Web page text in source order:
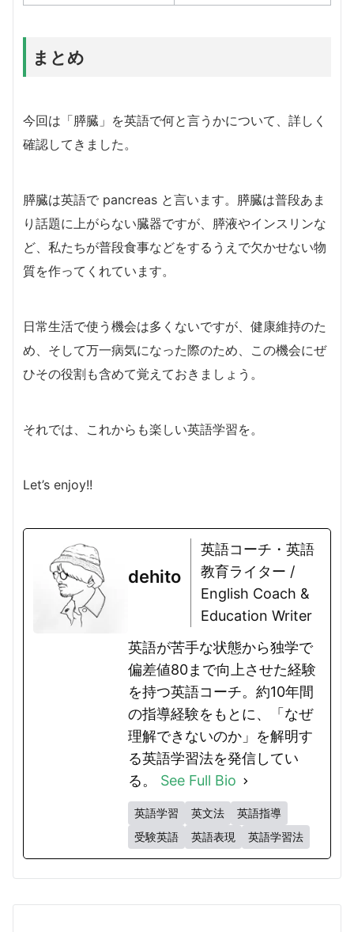
まとめ
今回は「膵臓」を英語で何と言うかについて、詳しく
確認してきました。
膵臓は英語で pancreas と言います。膵臓は普段あま
り話題に上がらない臓器ですが、膵液やインスリンな
ど、私たちが普段食事などをするうえで欠かせない物
質を作ってくれています。
日常生活で使う機会は多くないですが、健康維持のた
め、そして万一病気になった際のため、この機会にぜ
ひその役割も含めて覚えておきましょう。
それでは、これからも楽しい英語学習を。
Let’s enjoy!!
dehito
英語コーチ・英語
教育ライター /
English Coach &
Education Writer
英語が苦手な状態から独学で
偏差値80まで向上させた経験
を持つ英語コーチ。約10年間
の指導経験をもとに、「なぜ
理解できないのか」を解明す
る英語学習法を発信してい
る。 See Full Bio
英語学習 英文法
英語指導
受験英語
英語表現 英語学習法